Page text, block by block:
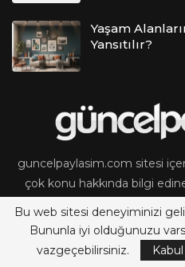
Yaşam
Yansıtılır?
guncelpaylasim.com sitesi
çok konu hakkında bilgi
amaçlıdır. Oluşabilecek
sitesi
Bu web sitesi deneyiminizi
Bununla iyi olduğunuzu
vazgeçebilirsiniz.